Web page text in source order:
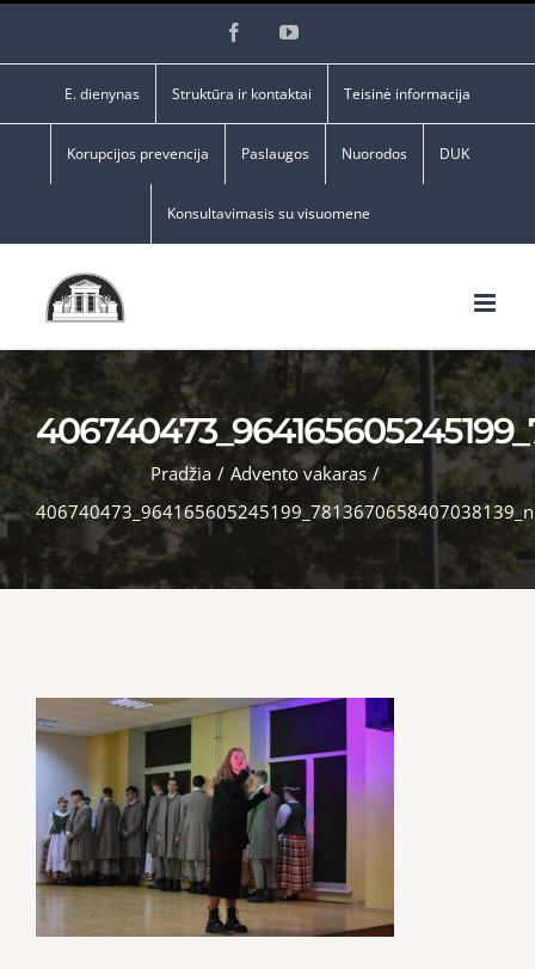
FacebookYouTube
E. dienynas Struktūra ir kontaktai Teisinė informacija
Korupcijos prevencija Paslaugos Nuorodos DUK
Konsultavimasis su visuomene
Pradžia / Advento vakaras /
406740473_964165605245199_7813670658407038139_n